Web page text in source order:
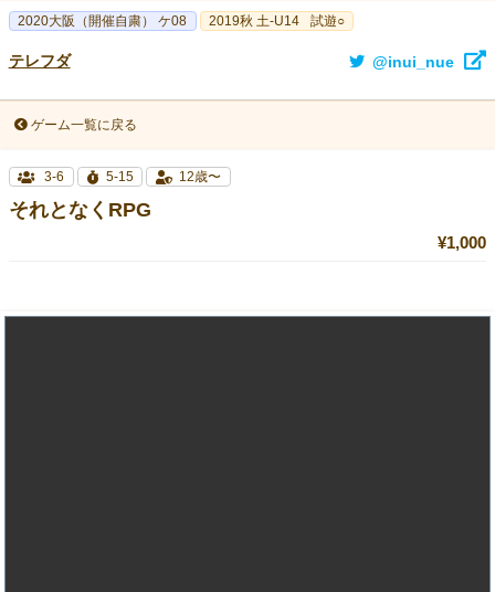
2020大阪（開催自粛） ケ08 2019秋 土-U14 試遊○
テレフダ @inui_nue
ゲーム一覧に戻る
3-6 5-15 12歳〜
それとなくRPG
¥1,000